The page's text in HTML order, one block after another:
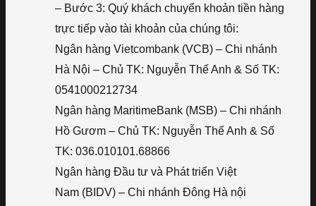
– Bước 3: Quý khách chuyển khoản tiền hàng
trực tiếp vào tài khoản của chúng tôi:
Ngân hàng Vietcombank (VCB) – Chi nhánh
Hà Nội – Chủ TK: Nguyễn Thế Anh & Số TK:
0541000212734
Ngân hàng MaritimeBank (MSB) – Chi nhánh
Hồ Gươm – Chủ TK: Nguyễn Thế Anh & Số
TK: 036.010101.68866
Ngân hàng Đầu tư và Phát triển Việt
Nam (BIDV) – Chi nhánh Đông Hà nội